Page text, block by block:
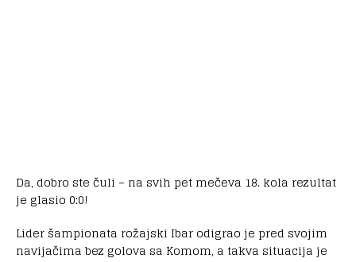
Da, dobro ste čuli – na svih pet mečeva 18. kola rezultat
je glasio 0:0!
Lider šampionata rožajski Ibar odigrao je pred svojim
navijačima bez golova sa Komom, a takva situacija je